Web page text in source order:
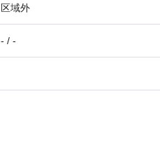
区域外
- / -